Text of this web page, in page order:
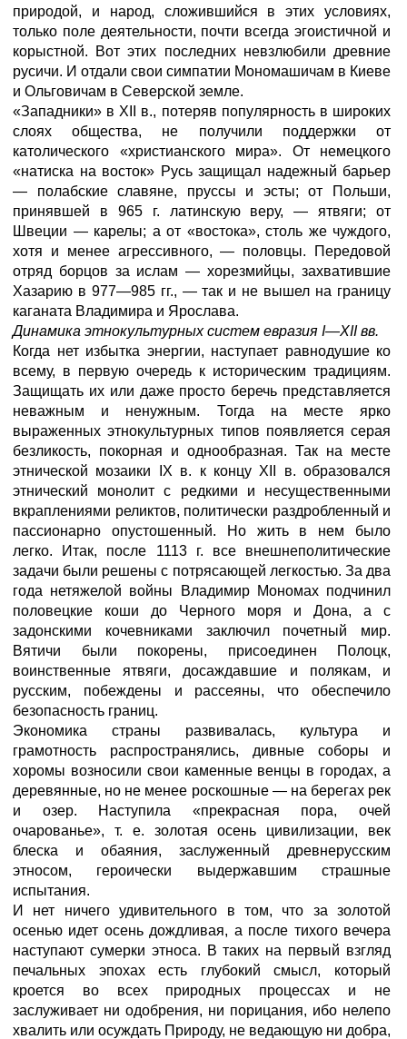
природой, и народ, сложившийся в этих условиях,
только поле деятельности, почти всегда эгоистичной и
корыстной. Вот этих последних невзлюбили древние
русичи. И отдали свои симпатии Мономашичам в Киеве
и Ольговичам в Северской земле.
«Западники» в XII в., потеряв популярность в широких
слоях общества, не получили поддержки от
католического «христианского мира». От немецкого
«натиска на восток» Русь защищал надежный барьер
— полабские славяне, пруссы и эсты; от Польши,
принявшей в 965 г. латинскую веру, — ятвяги; от
Швеции — карелы; а от «востока», столь же чуждого,
хотя и менее агрессивного, — половцы. Передовой
отряд борцов за ислам — хорезмийцы, захватившие
Хазарию в 977—985 гг., — так и не вышел на границу
каганата Владимира и Ярослава.
Динамика этнокультурных систем евразия I—XII вв.
Когда нет избытка энергии, наступает равнодушие ко
всему, в первую очередь к историческим традициям.
Защищать их или даже просто беречь представляется
неважным и ненужным. Тогда на месте ярко
выраженных этнокультурных типов появляется серая
безликость, покорная и однообразная. Так на месте
этнической мозаики IX в. к концу XII в. образовался
этнический монолит с редкими и несущественными
вкраплениями реликтов, политически раздробленный и
пассионарно опустошенный. Но жить в нем было
легко. Итак, после 1113 г. все внешнеполитические
задачи были решены с потрясающей легкостью. За два
года нетяжелой войны Владимир Мономах подчинил
половецкие коши до Черного моря и Дона, а с
задонскими кочевниками заключил почетный мир.
Вятичи были покорены, присоединен Полоцк,
воинственные ятвяги, досаждавшие и полякам, и
русским, побеждены и рассеяны, что обеспечило
безопасность границ.
Экономика страны развивалась, культура и
грамотность распространялись, дивные соборы и
хоромы возносили свои каменные венцы в городах, а
деревянные, но не менее роскошные — на берегах рек
и озер. Наступила «прекрасная пора, очей
очарованье», т. е. золотая осень цивилизации, век
блеска и обаяния, заслуженный древнерусским
этносом, героически выдержавшим страшные
испытания.
И нет ничего удивительного в том, что за золотой
осенью идет осень дождливая, а после тихого вечера
наступают сумерки этноса. В таких на первый взгляд
печальных эпохах есть глубокий смысл, который
кроется во всех природных процессах и не
заслуживает ни одобрения, ни порицания, ибо нелепо
хвалить или осуждать Природу, не ведающую ни добра,